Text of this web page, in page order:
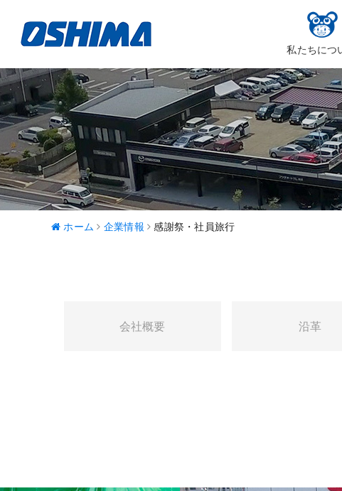
私たちにつ
大嶋カーサービ
ハッピーち
ホーム 企業情報 感謝祭・社員旅行
会社概要 沿革